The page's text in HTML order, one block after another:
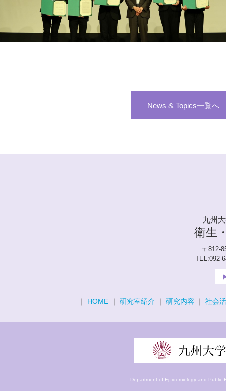
News & Topics一覧へ
九州
衛生
〒812-
TEL:092-
｜ HOME ｜ 研究室紹介 ｜ 研究内容 ｜ 社会
Department of Epidemiology and Public